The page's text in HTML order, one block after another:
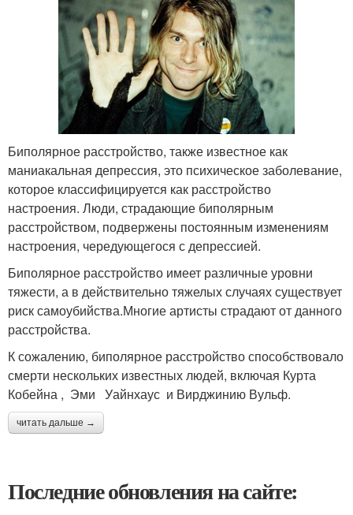
Биполярное расстройство, также известное как
маниакальная депрессия, это психическое заболевание,
которое классифицируется как расстройство
настроения. Люди, страдающие биполярным
расстройством, подвержены постоянным изменениям
настроения, чередующегося с депрессией.
Биполярное расстройство имеет различные уровни
тяжести, а в действительно тяжелых случаях существует
риск самоубийства.Многие артисты страдают от данного
расстройства.
К сожалению, биполярное расстройство способствовало
смерти нескольких известных людей, включая Курта
Кобейна , Эми Уайнхаус и Вирджинию Вульф.
читать дальше →
Последние обновления на сайте: